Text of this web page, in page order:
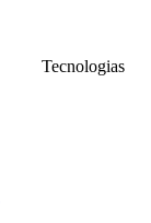
Tecnologias